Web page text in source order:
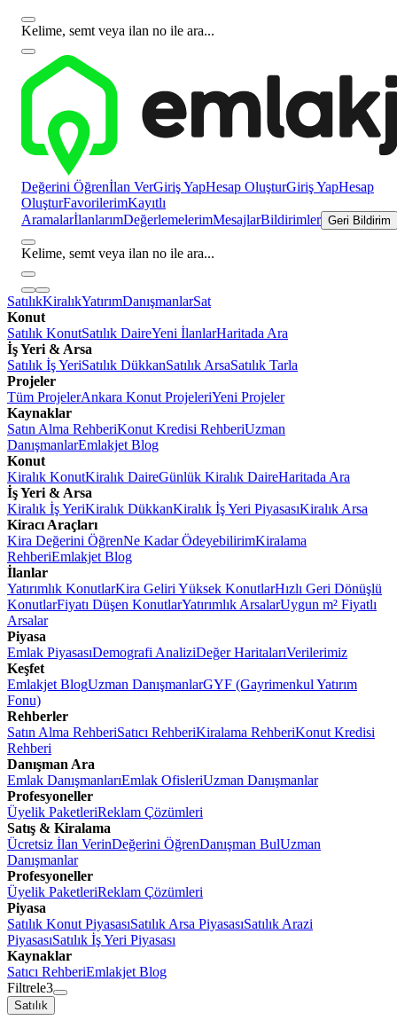
Kelime, semt veya ilan no ile ara...
Değerini Öğrenİlan VerGiriş YapHesap OluşturGiriş YapHesap
OluşturFavorilerimKayıtlı
AramalarİlanlarımDeğerlemelerimMesajlarBildirimler Geri Bildirim
Kelime, semt veya ilan no ile ara...
SatılıkKiralıkYatırımDanışmanlarSat
Konut
Satılık KonutSatılık DaireYeni İlanlarHaritada Ara
İş Yeri & Arsa
Satılık İş YeriSatılık DükkanSatılık ArsaSatılık Tarla
Projeler
Tüm ProjelerAnkara Konut ProjeleriYeni Projeler
Kaynaklar
Satın Alma RehberiKonut Kredisi RehberiUzman
DanışmanlarEmlakjet Blog
Konut
Kiralık KonutKiralık DaireGünlük Kiralık DaireHaritada Ara
İş Yeri & Arsa
Kiralık İş YeriKiralık DükkanKiralık İş Yeri PiyasasıKiralık Arsa
Kiracı Araçları
Kira Değerini ÖğrenNe Kadar ÖdeyebilirimKiralama
RehberiEmlakjet Blog
İlanlar
Yatırımlık KonutlarKira Geliri Yüksek KonutlarHızlı Geri Dönüşlü
KonutlarFiyatı Düşen KonutlarYatırımlık ArsalarUygun m² Fiyatlı
Arsalar
Piyasa
Emlak PiyasasıDemografi AnaliziDeğer HaritalarıVerilerimiz
Keşfet
Emlakjet BlogUzman DanışmanlarGYF (Gayrimenkul Yatırım
Fonu)
Rehberler
Satın Alma RehberiSatıcı RehberiKiralama RehberiKonut Kredisi
Rehberi
Danışman Ara
Emlak DanışmanlarıEmlak OfisleriUzman Danışmanlar
Profesyoneller
Üyelik PaketleriReklam Çözümleri
Satış & Kiralama
Ücretsiz İlan VerinDeğerini ÖğrenDanışman BulUzman
Danışmanlar
Profesyoneller
Üyelik PaketleriReklam Çözümleri
Piyasa
Satılık Konut PiyasasıSatılık Arsa PiyasasıSatılık Arazi
PiyasasıSatılık İş Yeri Piyasası
Kaynaklar
Satıcı RehberiEmlakjet Blog
Filtrele3
Satılık